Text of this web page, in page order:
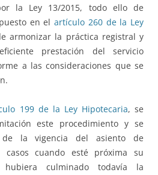
la Ley 13/2015, todo ello de
en elartículo 260 de la Ley
armonizar la práctica registral y
prestación del servicio
a las consideraciones que se
199 de la Ley Hipotecaria, se
este procedimiento y se
la vigencia del asiento de
casos cuando esté próxima su
culminado todavía la